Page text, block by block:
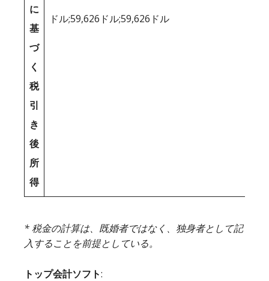
に
基
づ
く
税
引
き
後
所
得
ドル;59,626ドル;59,626ドル
* 税金の計算は、既婚者ではなく、独身者として記
入することを前提としている。
トップ会計ソフト: